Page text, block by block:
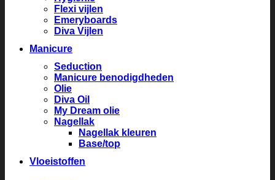
Flexi vijlen
Emeryboards
Diva Vijlen
Manicure
Seduction
Manicure benodigdheden
Olie
Diva Oil
My Dream olie
Nagellak
Nagellak kleuren
Base/top
Vloeistoffen